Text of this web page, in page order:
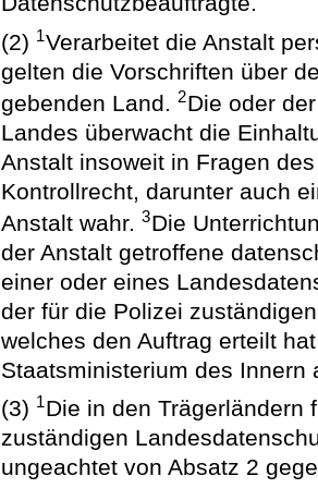
(2) 1Verarbeitet die Anstalt
gelten die Vorschriften über
gebenden Land.2Die oder
Landes überwacht die
Anstalt insoweit in Fragen
Kontrollrecht, darunter auch
Anstalt wahr.3Die
der Anstalt getroffene
einer oder eines
der für die Polizei
welches den Auftrag erteilt
Staatsministerium des
(3) 1Die in den Trägerländern
zuständigen
ungeachtet von Absatz 2